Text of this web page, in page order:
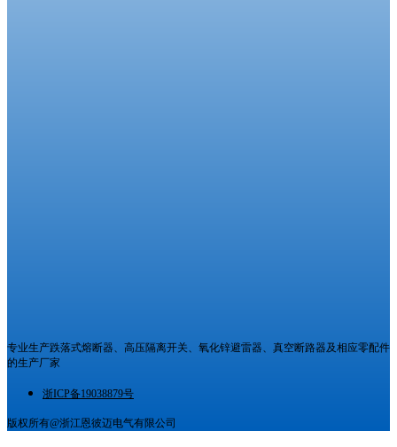
专业生产跌落式熔断器、高压隔离开关、氧化锌避雷器、真空断路器及相应零配件
的生产厂家
浙ICP备19038879号
版权所有@浙江恩彼迈电气有限公司